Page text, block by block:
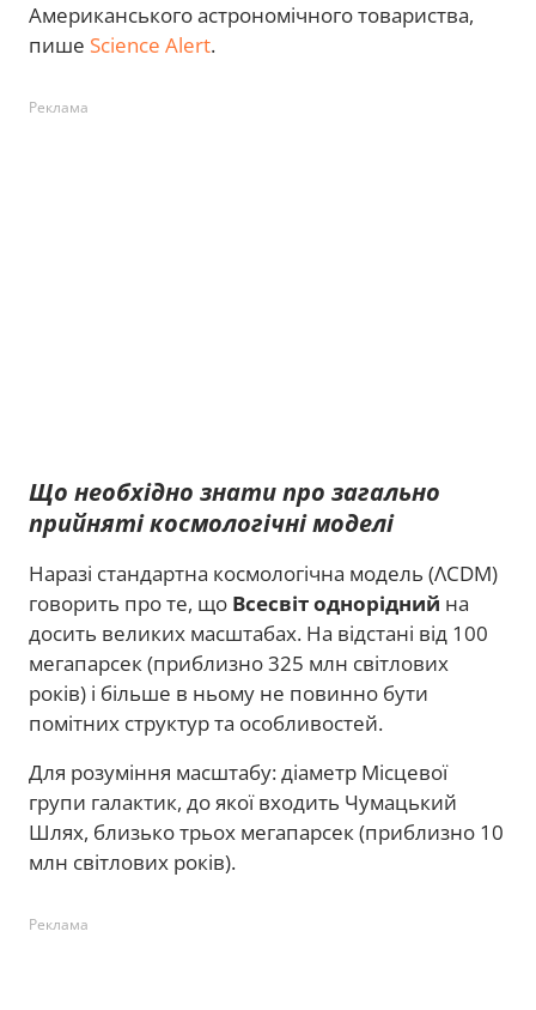
Американського астрономічного товариства,
пише Science Alert.
Реклама
Що необхідно знати про загально
прийняті космологічні моделі
Наразі стандартна космологічна модель (ΛCDM)
говорить про те, що Всесвіт однорідний на
досить великих масштабах. На відстані від 100
мегапарсек (приблизно 325 млн світлових
років) і більше в ньому не повинно бути
помітних структур та особливостей.
Для розуміння масштабу: діаметр Місцевої
групи галактик, до якої входить Чумацький
Шлях, близько трьох мегапарсек (приблизно 10
млн світлових років).
Реклама